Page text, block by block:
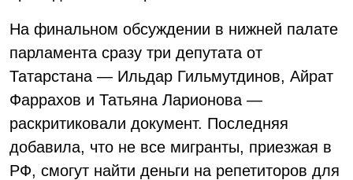
На финальном обсуждении в нижней палате
парламента сразу три депутата от
Татарстана — Ильдар Гильмутдинов, Айрат
Фаррахов и Татьяна Ларионова —
раскритиковали документ. Последняя
добавила, что не все мигранты, приезжая в
РФ, смогут найти деньги на репетиторов для